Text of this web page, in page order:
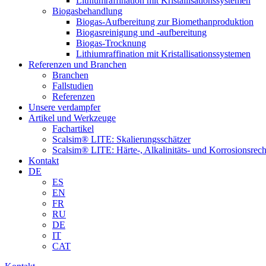
Biogasbehandlung
Biogas-Aufbereitung zur Biomethanproduktion
Biogasreinigung und -aufbereitung
Biogas-Trocknung
Lithiumraffination mit Kristallisationssystemen
Referenzen und Branchen
Branchen
Fallstudien
Referenzen
Unsere verdampfer
Artikel und Werkzeuge
Fachartikel
Scalsim® LITE: Skalierungsschätzer
Scalsim® LITE: Härte-, Alkalinitäts- und
Kontakt
DE
ES
EN
FR
RU
DE
IT
CAT